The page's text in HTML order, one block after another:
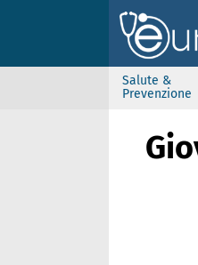
Salute &
Prevenzione